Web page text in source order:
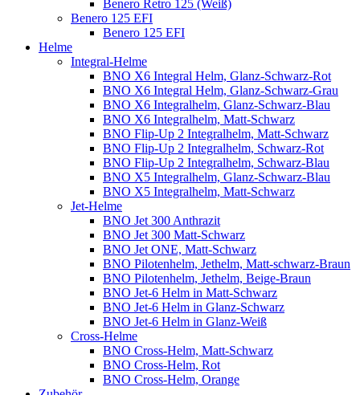
Benero Retro 125 (Weiß)
Benero 125 EFI
Benero 125 EFI
Helme
Integral-Helme
BNO X6 Integral Helm, Glanz-Schwarz-Rot
BNO X6 Integral Helm, Glanz-Schwarz-Grau
BNO X6 Integralhelm, Glanz-Schwarz-Blau
BNO X6 Integralhelm, Matt-Schwarz
BNO Flip-Up 2 Integralhelm, Matt-Schwarz
BNO Flip-Up 2 Integralhelm, Schwarz-Rot
BNO Flip-Up 2 Integralhelm, Schwarz-Blau
BNO X5 Integralhelm, Glanz-Schwarz-Blau
BNO X5 Integralhelm, Matt-Schwarz
Jet-Helme
BNO Jet 300 Anthrazit
BNO Jet 300 Matt-Schwarz
BNO Jet ONE, Matt-Schwarz
BNO Pilotenhelm, Jethelm, Matt-schwarz-Braun
BNO Pilotenhelm, Jethelm, Beige-Braun
BNO Jet-6 Helm in Matt-Schwarz
BNO Jet-6 Helm in Glanz-Schwarz
BNO Jet-6 Helm in Glanz-Weiß
Cross-Helme
BNO Cross-Helm, Matt-Schwarz
BNO Cross-Helm, Rot
BNO Cross-Helm, Orange